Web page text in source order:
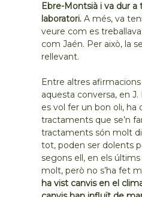
Ebre-Montsià i va dur
laboratori.A més, va
veure com es treballava
com Jaén. Per això, la
rellevant.
Entre altres
aquesta conversa, en J.
es vol fer un bon oli, ha
tractaments que se’n
tractaments són molt
tot, poden ser dolents
segons ell, en els últims
molt, però no s’ha fet
ha vist canvis en el